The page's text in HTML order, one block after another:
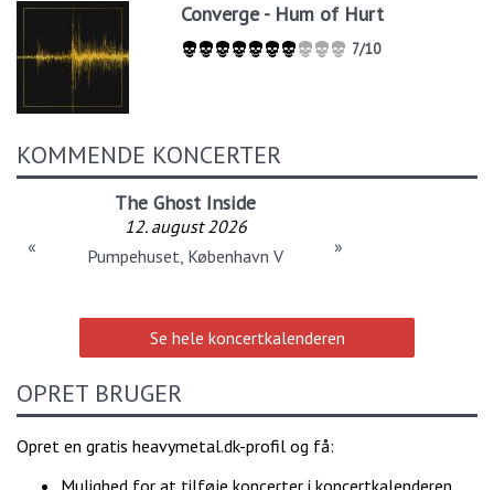
Converge - Hum of Hurt
7/10
KOMMENDE KONCERTER
The Ghost Inside
12. august 2026
Pumpehuset, København V
« »
Se hele koncertkalenderen
OPRET BRUGER
Opret en gratis heavymetal.dk-profil og få:
Mulighed for at tilføje koncerter i koncertkalenderen